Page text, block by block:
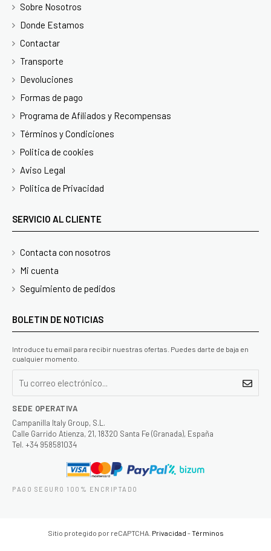
Sobre Nosotros
Donde Estamos
Contactar
Transporte
Devoluciones
Formas de pago
Programa de Afiliados y Recompensas
Términos y Condiciones
Politica de cookies
Aviso Legal
Politica de Privacidad
SERVICIO AL CLIENTE
Contacta con nosotros
Mi cuenta
Seguimiento de pedidos
BOLETIN DE NOTICIAS
Introduce tu email para recibir nuestras ofertas. Puedes darte de baja en
cualquier momento.
SEDE OPERATIVA
Campanilla Italy Group, S.L.
Calle Garrido Atienza, 21, 18320 Santa Fe (Granada), España
Tel. +34 958581034
PAGO SEGURO 100% ENCRIPTADO
Sitio protegido por reCAPTCHA. Privacidad -Términos